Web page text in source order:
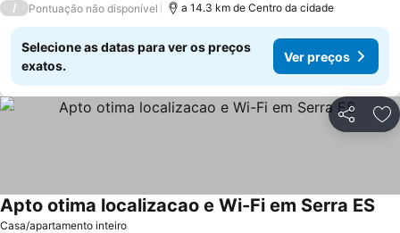
/ Pontuação não disponível a 14.3 km de Centro da cidade
Selecione as datas para ver os preços
exatos.
Ver preços
Partilhar
Casa/apartamento inteiro
Apto otima localizacao e Wi-Fi em Serra ES